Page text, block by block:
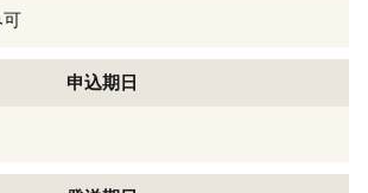
可
申込期日